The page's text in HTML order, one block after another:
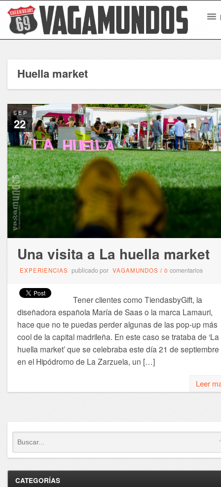
Huella market
SEP
22
Una visita a La huella market
EXPERIENCIAS publicado por VAGAMUNDOS / 0 comentarios
Tener clientes como TiendasbyGift, la
diseñadora española María de Saas o la marca Lamauri,
hace que no te puedas perder algunas de las pop-up más
cool de la capital madrileña. En este caso se trataba de ‘La
huella market’ que se celebraba este día 21 de septiembre
en el Hipódromo de La Zarzuela, un […]
Leer
CATEGORÍAS